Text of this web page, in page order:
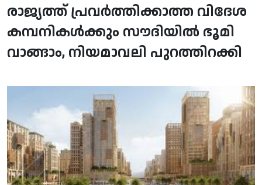
രാജ്യത്ത് പ്രവര്‍ത്തിക്കാത്ത വിദേശ
കമ്പനികള്‍ക്കും സൗദിയില്‍ ഭൂമി
വാങ്ങാം, നിയമാവലി പുറത്തിറക്കി